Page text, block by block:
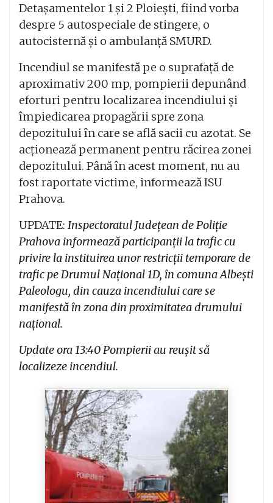
Detașamentelor 1 și 2 Ploiești, fiind vorba
despre 5 autospeciale de stingere, o
autocisternă și o ambulanță SMURD.
Incendiul se manifestă pe o suprafață de
aproximativ 200 mp, pompierii depunând
eforturi pentru localizarea incendiului și
împiedicarea propagării spre zona
depozitului în care se află sacii cu azotat. Se
acționează permanent pentru răcirea zonei
depozitului. Până în acest moment, nu au
fost raportate victime, informează ISU
Prahova.
UPDATE: Inspectoratul Județean de Poliție
Prahova informează participanții la trafic cu
privire la instituirea unor restricții temporare de
trafic pe Drumul Național 1D, în comuna Albești
Paleologu, din cauza incendiului care se
manifestă în zona din proximitatea drumului
național.
Update ora 13:40 Pompierii au reușit să
localizeze incendiul.